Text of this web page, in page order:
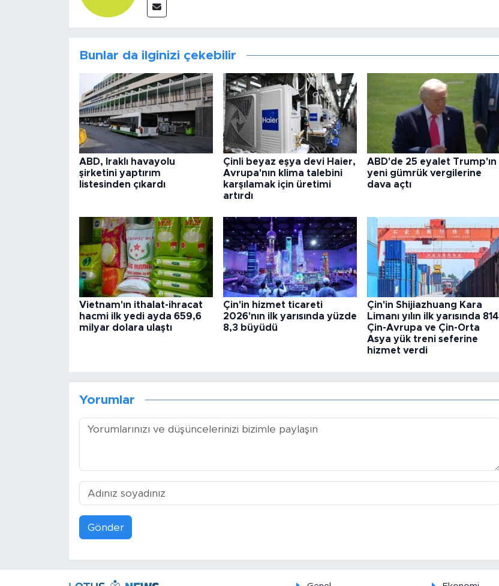
Bunlar da ilginizi çekebilir
ABD, Iraklı havayolu
şirketini yaptırım
listesinden çıkardı
Çinli beyaz eşya devi Haier,
Avrupa'nın klima talebini
karşılamak için üretimi
artırdı
ABD'de 25 eyalet Trump'ın
yeni gümrük vergilerine
dava açtı
Vietnam'ın ithalat-ihracat
hacmi ilk yedi ayda 659,6
milyar dolara ulaştı
Çin'in hizmet ticareti
2026'nın ilk yarısında yüzde
8,3 büyüdü
Çin'in Shijiazhuang Kara
Limanı yılın ilk yarısında 814
Çin-Avrupa ve Çin-Orta
Asya yük treni seferine
hizmet verdi
Yorumlar
Gönder